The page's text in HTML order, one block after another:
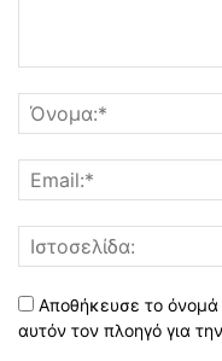
Αποθήκευσε το όνομά
αυτόν τον πλοηγό για